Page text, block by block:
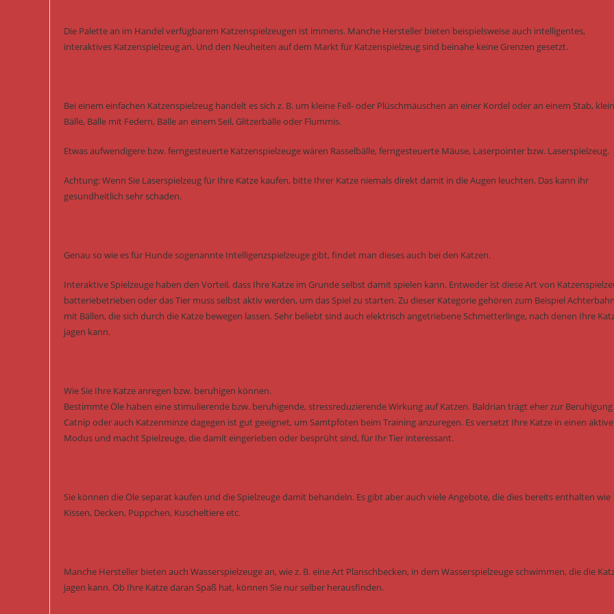
Die Palette an im Handel verfügbarem Katzenspielzeugen ist immens. Manche Hersteller bieten beispielsweise auch intelligentes,
interaktives Katzenspielzeug an. Und den Neuheiten auf dem Markt für Katzenspielzeug sind beinahe keine Grenzen gesetzt.
Bei einem einfachen Katzenspielzeug handelt es sich z. B. um kleine Fell- oder Plüschmäuschen an einer Kordel oder an einem Stab,
Bälle, Bälle mit Federn, Bälle an einem Seil, Glitzerbälle oder Flummis.
Etwas aufwendigere bzw. ferngesteuerte Katzenspielzeuge wären Rasselbälle, ferngesteuerte Mäuse, Laserpointer bzw. Laserspielzeug.
Achtung: Wenn Sie Laserspielzeug für Ihre Katze kaufen, bitte Ihrer Katze niemals direkt damit in die Augen leuchten. Das kann ihr
gesundheitlich sehr schaden.
Genau so wie es für Hunde sogenannte Intelligenzspielzeuge gibt, findet man dieses auch bei den Katzen.
Interaktive Spielzeuge haben den Vorteil, dass Ihre Katze im Grunde selbst damit spielen kann. Entweder ist diese Art von
batteriebetrieben oder das Tier muss selbst aktiv werden, um das Spiel zu starten. Zu dieser Kategorie gehören zum Beispiel
mit Bällen, die sich durch die Katze bewegen lassen. Sehr beliebt sind auch elektrisch angetriebene Schmetterlinge, nach denen Ihre
jagen kann.
Wie Sie Ihre Katze anregen bzw. beruhigen können.
Bestimmte Öle haben eine stimulierende bzw. beruhigende, stressreduzierende Wirkung auf Katzen. Baldrian trägt eher zur
Catnip oder auch Katzenminze dagegen ist gut geeignet, um Samtpfoten beim Training anzuregen. Es versetzt Ihre Katze in einen
Modus und macht Spielzeuge, die damit eingerieben oder besprüht sind, für Ihr Tier interessant.
Sie können die Öle separat kaufen und die Spielzeuge damit behandeln. Es gibt aber auch viele Angebote, die dies bereits enthalten wie
Kissen, Decken, Püppchen, Kuscheltiere etc.
Manche Hersteller bieten auch Wasserspielzeuge an, wie z. B. eine Art Planschbecken, in dem Wasserspielzeuge schwimmen, die die
jagen kann. Ob Ihre Katze daran Spaß hat, können Sie nur selber herausfinden.